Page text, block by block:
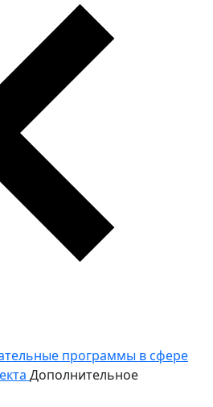
программы в сфере
Дополнительное